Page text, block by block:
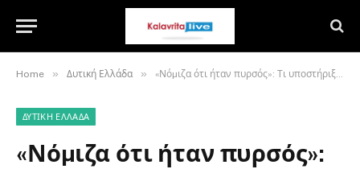
Home » Δυτική Ελλάδα » «Νόµιζα ότι ήταν πυρσός»: Τι υποστήριξε στην κατάθεσή του ο φίλος του Άρη Mουγκοπέτρου
ΔΥΤΙΚΉ ΕΛΛΆΔΑ
«Νόµιζα ότι ήταν πυρσός»: